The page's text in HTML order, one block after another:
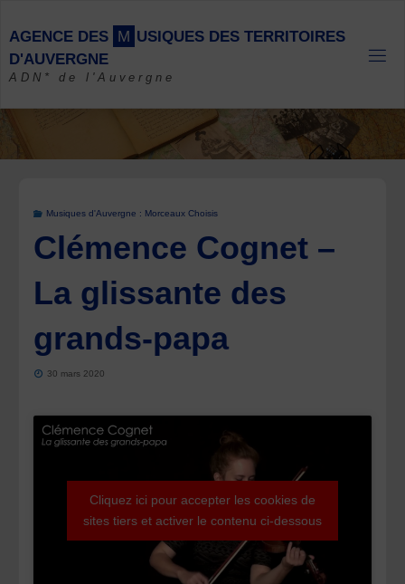
content
AGENCE DES M USIQUES DES TERRITOIRES
D'AUVERGNE
ADN* de l'Auvergne
Musiques d'Auvergne : Morceaux Choisis
Clémence Cognet –
La glissante des
grands-papa
30 mars 2020
Cliquez ici pour accepter les cookies de
sites tiers et activer le contenu ci-dessous